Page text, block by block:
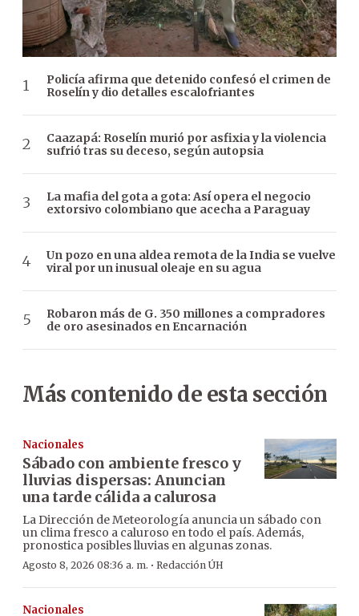
Policía afirma que detenido confesó el crimen de
Roselín y dio detalles escalofriantes
Caazapá: Roselín murió por asfixia y la violencia
sufrió tras su deceso, según autopsia
La mafia del gota a gota: Así opera el negocio
extorsivo colombiano que acecha a Paraguay
Un pozo en una aldea remota de la India se vuelve
viral por un inusual oleaje en su agua
Robaron más de G. 350 millones a compradores
de oro asesinados en Encarnación
Más contenido de esta sección
Nacionales
Sábado con ambiente fresco y
lluvias dispersas: Anuncian
una tarde cálida a calurosa
La Dirección de Meteorología anuncia un sábado con
un clima fresco a caluroso en todo el país. Además,
pronostica posibles lluvias en algunas zonas.
Agosto 8, 2026 08:36 a. m. · Redacción ÚH
Nacionales